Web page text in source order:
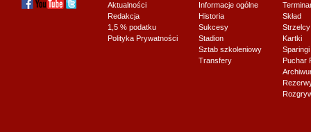
Aktualności
Redakcja
1,5 % podatku
Polityka Prywatności
Informacje ogólne
Historia
Sukcesy
Stadion
Sztab szkoleniowy
Transfery
Skład
Strzelcy
Kartki
Sparingi
Puchar